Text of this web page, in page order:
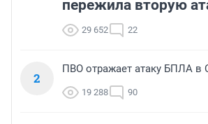
пережила вторую
29 652 22
2
ПВО отражает атаку БПЛА в
19 288 90